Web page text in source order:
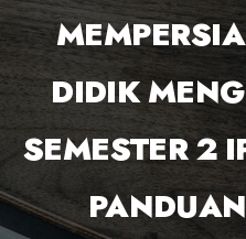
DIDIK
SEMESTER 2